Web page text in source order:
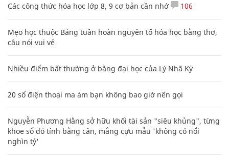
Các công thức hóa học lớp 8, 9 cơ bản cần nhớ 106
Mẹo học thuộc Bảng tuần hoàn nguyên tố hóa học bằng thơ,
câu nói vui vẻ
Nhiều điểm bất thường ở bằng đại học của Lý Nhã Kỳ
20 số điện thoại ma ám bạn không bao giờ nên gọi
Nguyễn Phương Hằng sở hữu khối tài sản "siêu khủng", từng
khoe sổ đỏ tính bằng cân, mắng cựu mẫu 'không có nổi
nghìn tỷ'